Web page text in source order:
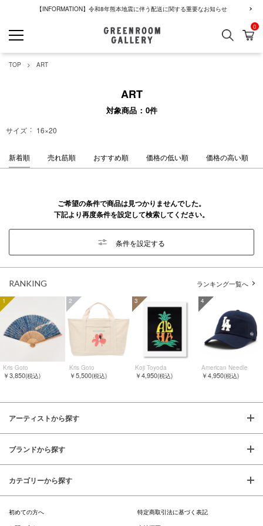
【INFORMATION】令和8年熊本地震に伴う配送に関する重要なお知らせ
検索 カ
0
TOP ART
ART
対象商品 0件
サイズ 16×20
新着順 売れ筋順 おすすめ順 価格の低い順 価格の高い順
ご希望の条件で商品は見つかりませんでした。
下記より再度条件を設定して検索してください。
条件を設定する
RANKING ランキング一覧へ
1
Kris Goto
￥3,850(税込)
2
Kris Goto
￥5,500(税込)
3
Koji Toyoda
￥4,950(税込)
4
American Needle
￥4,950(税込)
アーティストから探す
ブランドから探す
カテゴリーから探す
初めての方へ
特定商取引法に基づく表記